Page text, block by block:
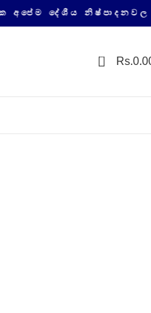
නිෂ්පාදනවල සයිබර්
0 Rs.